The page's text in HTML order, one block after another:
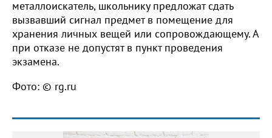
металлоискатель, школьнику предложат сдать
вызвавший сигнал предмет в помещение для
хранения личных вещей или сопровождающему. А
при отказе не допустят в пункт проведения
экзамена.
Фото: © rg.ru